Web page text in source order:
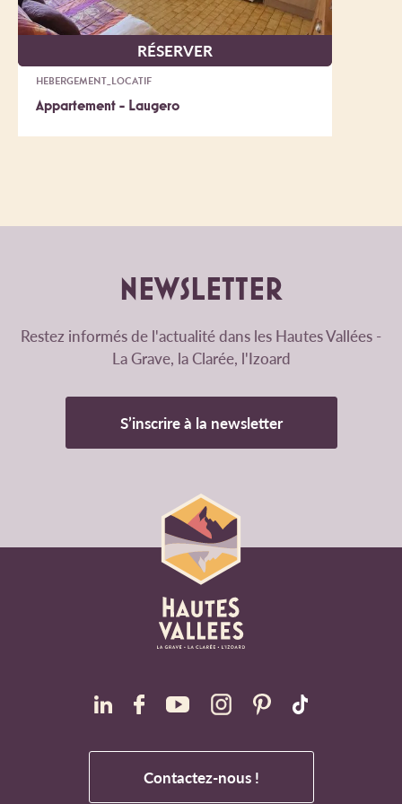
RÉSERVER
HEBERGEMENT_LOCATIF
Appartement - Laugero
NEWSLETTER
Restez informés de l'actualité dans les Hautes Vallées -
La Grave, la Clarée, l'Izoard
S’inscrire à la newsletter
Contactez-nous !